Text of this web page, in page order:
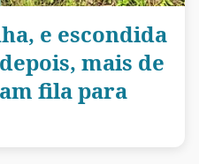
e escondida
mais de
fila para